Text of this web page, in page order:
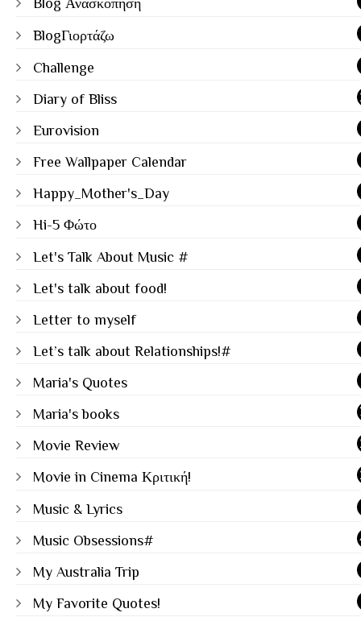
BlogΓιορτάζω
Challenge
Diary of Bliss
Eurovision
Free Wallpaper Calendar
Happy_Mother's_Day
Hi-5 Φώτο
Let's Talk About Music #
Let's talk about food!
Letter to myself
Let’s talk about Relationships!#
Maria's Quotes
Maria's books
Movie Review
Movie in Cinema Κριτική!
Music & Lyrics
Music Obsessions#
My Australia Trip
My Favorite Quotes!